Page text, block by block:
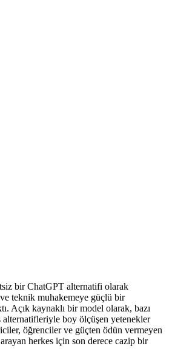
bir ChatGPT alternatifi olarak
teknik muhakemeye güçlü bir
Açık kaynaklı bir model olarak, bazı
boy ölçüşen yetenekler
öğrenciler ve güçten ödün vermeyen
herkes için son derece cazip bir